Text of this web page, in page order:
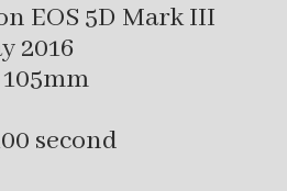
EOS 5D Mark III
2016
second